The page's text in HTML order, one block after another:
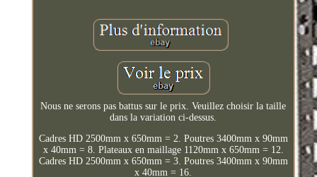
Nous ne serons pas battus sur le prix. Veuillez choisir la taille
dans la variation ci-dessus.
Cadres HD 2500mm x 650mm = 2. Poutres 3400mm x 90mm
x 40mm = 8. Plateaux en maillage 1120mm x 650mm = 12.
Cadres HD 2500mm x 650mm = 3. Poutres 3400mm x 90mm
x 40mm = 16.